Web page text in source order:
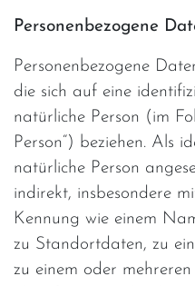
Personenbezogene
Personenbezogene
die sich auf eine
natürliche Person (im
Person“) beziehen. Als
natürliche Person
indirekt, insbesondere
Kennung wie einem
zu Standortdaten, zu
zu einem oder